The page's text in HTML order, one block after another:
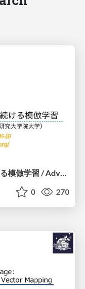
多様なデータを許容し学習し続ける模倣学習 / Advanced Imitation Learning for VLA
0 270